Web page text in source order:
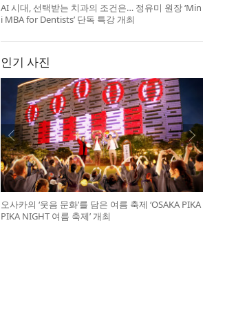
AI 시대, 선택받는 치과의 조건은… 정유미 원장 ‘Min
i MBA for Dentists’ 단독 특강 개최
인기 사진
오사카의 ‘웃음 문화’를 담은 여름 축제 ‘OSAKA PIKA
PIKA NIGHT 여름 축제’ 개최